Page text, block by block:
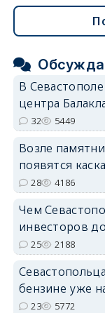
В
центра
32 5449
Возле
появятся
28 4186
Чем
инвесторов
25 2188
бензине уже
23 5772